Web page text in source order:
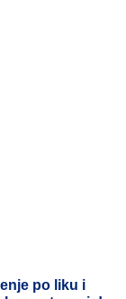
po liku i